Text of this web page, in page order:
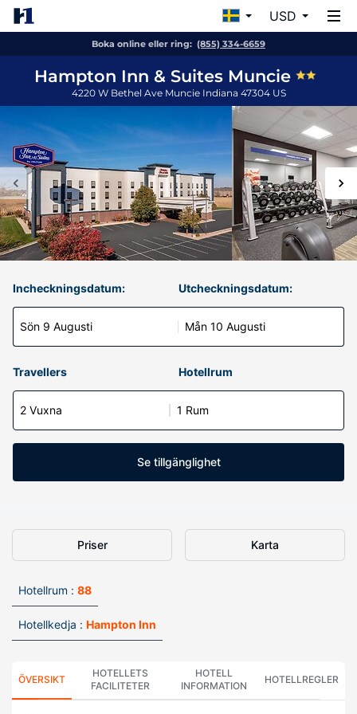
USD
Boka online eller ring: (855) 334-6659
Hampton Inn & Suites Muncie
4220 W Bethel Ave Muncie Indiana 47304 US
Incheckningsdatum:
Sön 9 Augusti
Utcheckningsdatum:
Mån 10 Augusti
Travellers Hotellrum
2 Vuxna 1 Rum
Se tillgänglighet
Priser Karta
Hotellrum : 88
Hotellkedja : Hampton Inn
ÖVERSIKT
HOTELLETS
FACILITETER
HOTELL
INFORMATION
HOTELLREGLER